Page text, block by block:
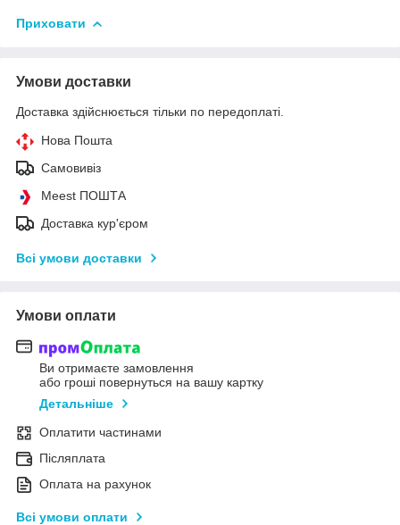
Приховати
Умови доставки
Доставка здійснюється тільки по передоплаті.
Нова Пошта
Самовивіз
Meest ПОШТА
Доставка кур'єром
Всі умови доставки
Умови оплати
Ви отримаєте замовлення
або гроші повернуться на вашу картку
Детальніше
Оплатити частинами
Післяплата
Оплата на рахунок
Всі умови оплати